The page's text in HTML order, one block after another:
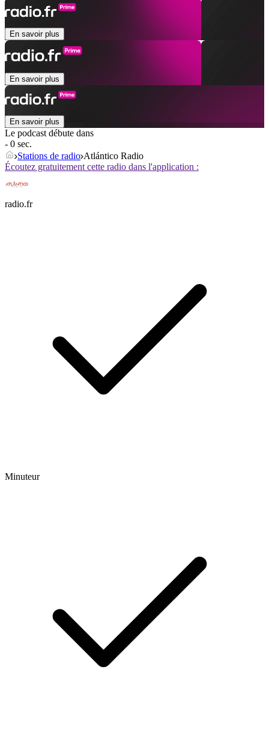
En savoir plus
En savoir plus
En savoir plus
Le podcast débute dans
- 0 sec.
Stations de radio Atlántico Radio
Écoutez gratuitement cette radio dans l'application :
radio.fr
Minuteur